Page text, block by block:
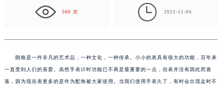
绍兴市越城区胜利东路379号世茂天际中心写字楼8层805室（需提前预约）
南昌市红谷滩新区红谷中大道998号绿地双子塔（中央广场）A1座办公楼14层07室（需提前预约）
济南市历下区经十路11111号华润中心写字楼（万象城）15层1508室（需提前预约）
560 次  2021-11-04
朗格是一件非凡的艺术品，一种文化，一种传承。小小的表具有很大的功能，百年来
一直受到人们的喜爱。虽然手表计时功能已不再是最重要的一点，但表并没有因此而衰
落，因为现在表更多的是作为配饰被大家使用。当我们使用手表久了，有时会出现走时不